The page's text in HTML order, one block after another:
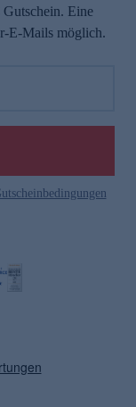
Gutschein. Eine
E-Mails möglich.